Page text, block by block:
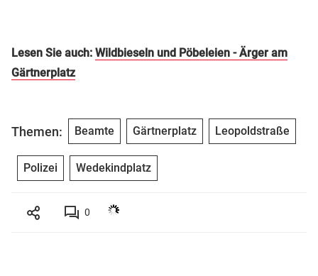
Lesen Sie auch: Wildbieseln und Pöbeleien - Ärger am
Gärtnerplatz
Themen: Beamte Gärtnerplatz Leopoldstraße
Polizei Wedekindplatz
0